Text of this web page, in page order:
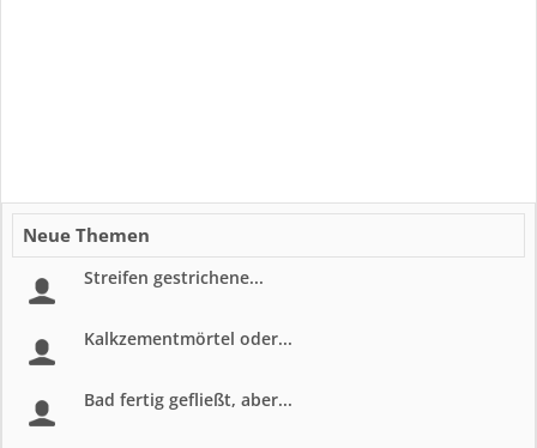
Neue Themen
Streifen gestrichene...
Kalkzementmörtel oder...
Bad fertig gefließt, aber...